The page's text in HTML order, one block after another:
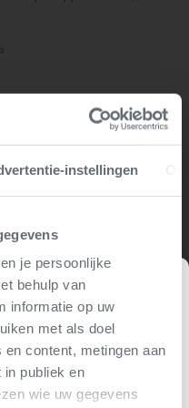
instellingen
je persoonlijke
behulp van
informatie op uw
met als doel
content, metingen aan
publiek en
wie uw gegevens
verkocht.
en alle
voorziene
het lastenboek? Neem
zoekt?
iets binnenkomt met